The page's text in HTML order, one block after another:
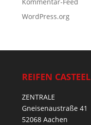
WordPress.org
REIFEN CASTEEL
ZENTRALE
Gneisenaustraße 41
52068 Aachen